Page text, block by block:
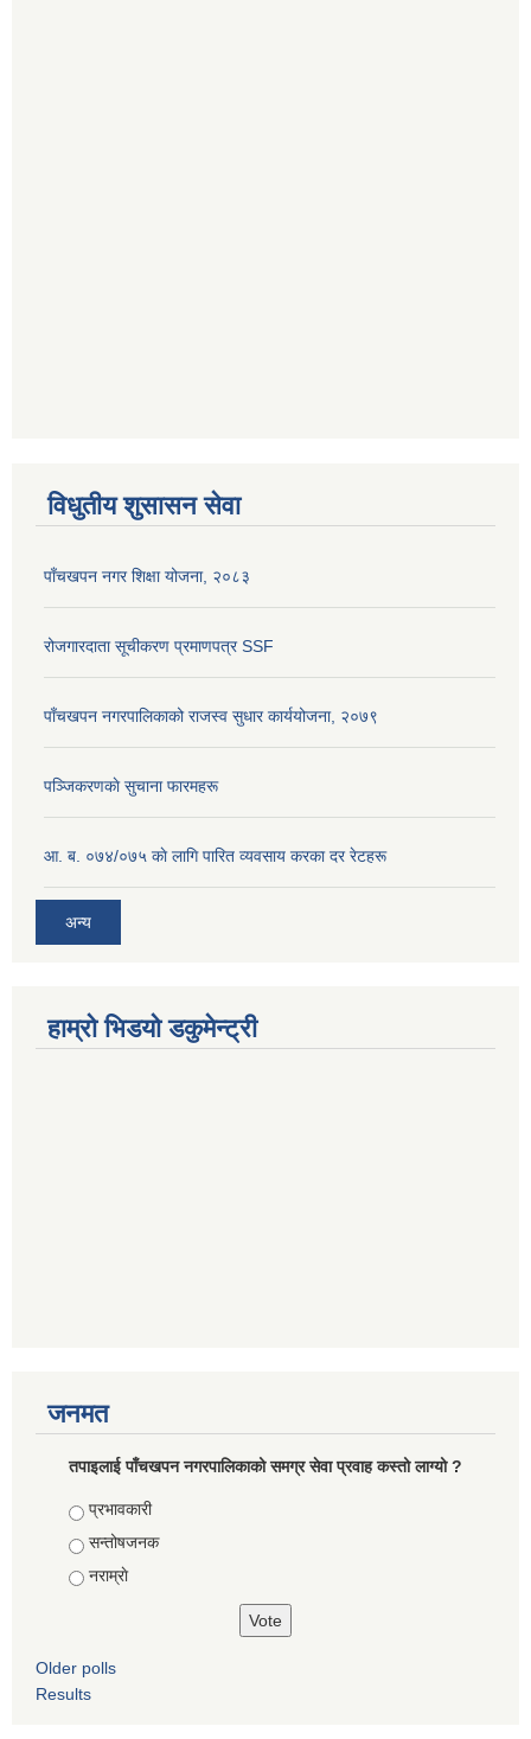
विधुतीय शुसासन सेवा
पाँचखपन नगर शिक्षा योजना, २०८३
रोजगारदाता सूचीकरण प्रमाणपत्र SSF
पाँचखपन नगरपालिकाको राजस्व सुधार कार्ययोजना, २०७९
पञ्जिकरणकाे सुचाना फारमहरू
आ. ब. ०७४/०७५ काे लागि पारित व्यवसाय करका दर रेटहरू
अन्य
हाम्रो भिडयो डकुमेन्ट्री
जनमत
तपाइलाई पाँचखपन नगरपालिकाको समग्र सेवा प्रवाह कस्तो लाग्यो ?
Choices
प्रभावकारी
सन्तोषजनक
नराम्राे
Older polls
Results